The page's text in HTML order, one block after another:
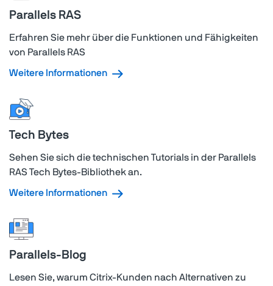
Parallels RAS
Erfahren Sie mehr über die Funktionen und Fähigkeiten
von Parallels RAS
Weitere Informationen
Tech Bytes
Sehen Sie sich die technischen Tutorials in der Parallels
RAS Tech Bytes-Bibliothek an.
Weitere Informationen
Parallels-Blog
Lesen Sie, warum Citrix-Kunden nach Alternativen zu